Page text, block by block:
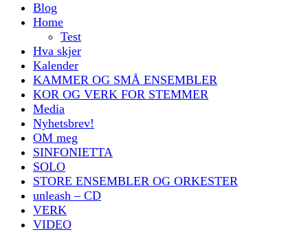
Blog
Home
Test
Hva skjer
Kalender
KAMMER OG SMÅ ENSEMBLER
KOR OG VERK FOR STEMMER
Media
Nyhetsbrev!
OM meg
SINFONIETTA
SOLO
STORE ENSEMBLER OG ORKESTER
unleash – CD
VERK
VIDEO